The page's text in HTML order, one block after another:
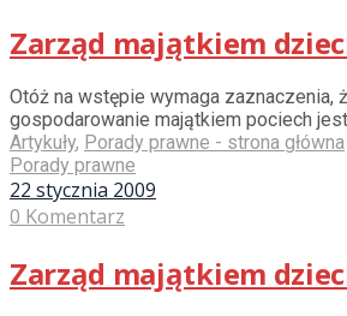
Zarząd majątkiem
Otóż na wstępie wymaga
gospodarowanie majątkiem pociech
Artykuły, Porady prawne - strona główna
Porady prawne
22 stycznia 2009
0 Komentarz
Zarząd majątkiem